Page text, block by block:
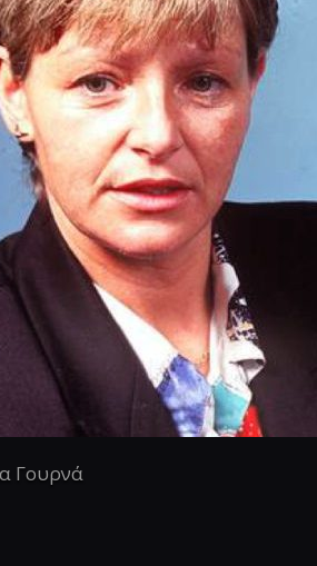
Γουρνά